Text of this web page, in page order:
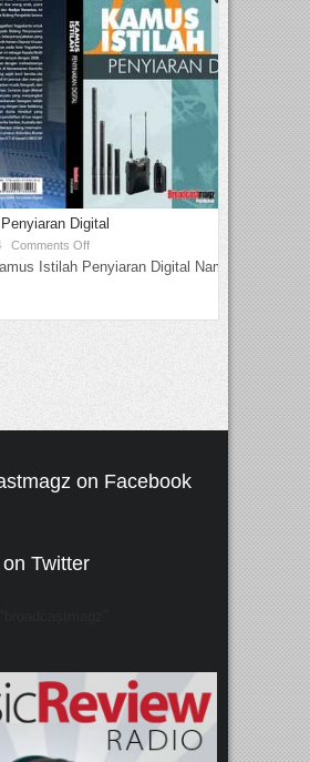
Digital
Comments Off
Istilah Penyiaran Digital Nama
on Facebook
Twitter